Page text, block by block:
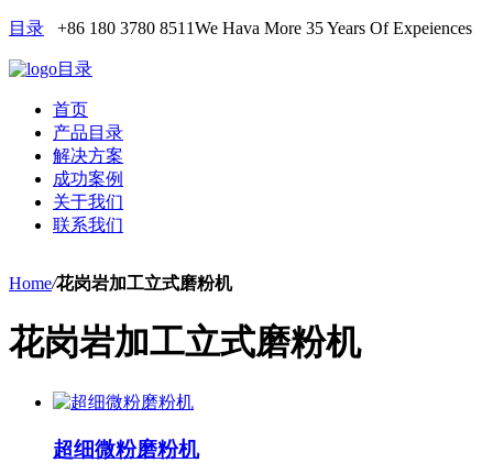
目录 +86 180 3780 8511We Hava More 35 Years Of Expeiences
目录
首页
产品目录
解决方案
成功案例
关于我们
联系我们
Home/花岗岩加工立式磨粉机
花岗岩加工立式磨粉机
超细微粉磨粉机